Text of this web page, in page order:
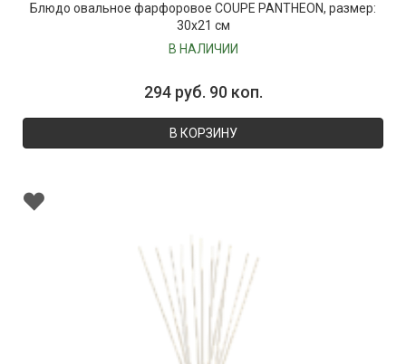
Блюдо овальное фарфоровое COUPE PANTHEON, размер:
30х21 см
В НАЛИЧИИ
294 руб. 90 коп.
В КОРЗИНУ